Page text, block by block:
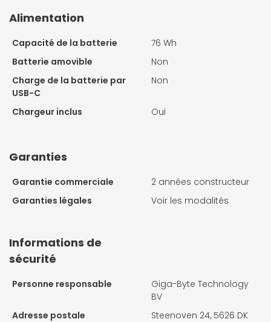
Alimentation
Capacité de la batterie
76 Wh
Batterie amovible
Non
Charge de la batterie par
USB-C
Non
Chargeur inclus Oui
Garanties
Garantie commerciale
2 années constructeur
Garanties légales
Voir les modalités
Informations de
sécurité
Personne responsable
Giga-Byte Technology
BV
Adresse postale
Steenoven 24, 5626 DK